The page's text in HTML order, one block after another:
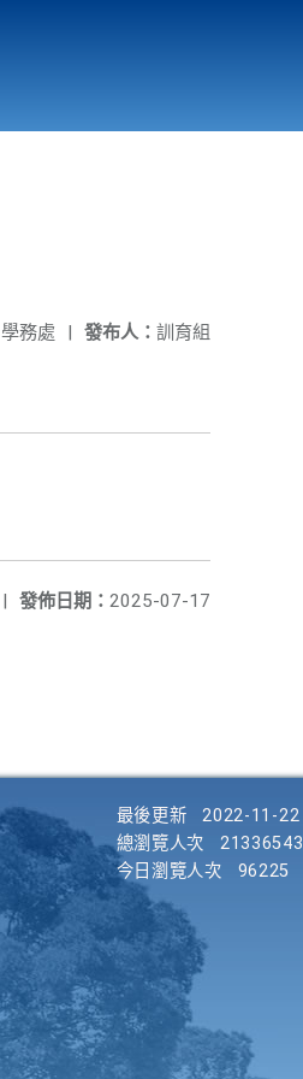
發布人： 訓育組
學務處 |
發佈日期： 2025-07-17
|
最後更新
2022-11-22
總瀏覽人次
21336543
今日瀏覽人次
96225